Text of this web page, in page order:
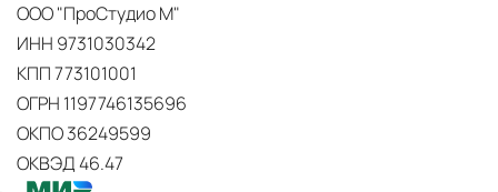
ООО "ПроСтудио М"
ИНН 9731030342
КПП 773101001
ОГРН 1197746135696
ОКПО 36249599
ОКВЭД 46.47